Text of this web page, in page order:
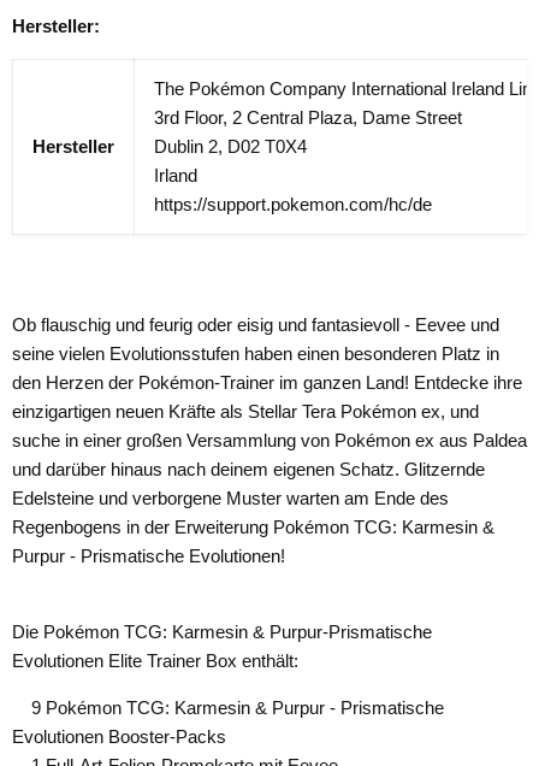
Hersteller:
Hersteller
The Pokémon Company International Ireland
3rd Floor, 2 Central Plaza, Dame Street
Dublin 2, D02 T0X4
Irland
https://support.pokemon.com/hc/de
Ob flauschig und feurig oder eisig und fantasievoll - Eevee und
seine vielen Evolutionsstufen haben einen besonderen Platz in
den Herzen der Pokémon-Trainer im ganzen Land! Entdecke ihre
einzigartigen neuen Kräfte als Stellar Tera Pokémon ex, und
suche in einer großen Versammlung von Pokémon ex aus Paldea
und darüber hinaus nach deinem eigenen Schatz. Glitzernde
Edelsteine und verborgene Muster warten am Ende des
Regenbogens in der Erweiterung Pokémon TCG: Karmesin &
Purpur - Prismatische Evolutionen!
Die Pokémon TCG: Karmesin & Purpur-Prismatische
Evolutionen Elite Trainer Box enthält:
9 Pokémon TCG: Karmesin & Purpur - Prismatische
Evolutionen Booster-Packs